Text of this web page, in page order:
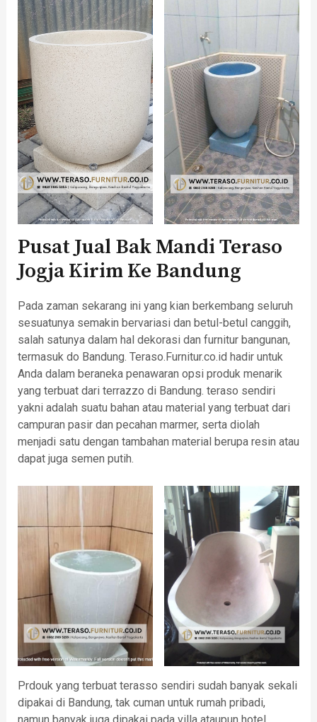
Pusat Jual Bak Mandi Teraso
Jogja Kirim Ke Bandung
Pada zaman sekarang ini yang kian berkembang seluruh
sesuatunya semakin bervariasi dan betul-betul canggih,
salah satunya dalam hal dekorasi dan furnitur bangunan,
termasuk do Bandung. Teraso.Furnitur.co.id hadir untuk
Anda dalam beraneka penawaran opsi produk menarik
yang terbuat dari terrazzo di Bandung. teraso sendiri
yakni adalah suatu bahan atau material yang terbuat dari
campuran pasir dan pecahan marmer, serta diolah
menjadi satu dengan tambahan material berupa resin atau
dapat juga semen putih.
Prdouk yang terbuat terasso sendiri sudah banyak sekali
dipakai di Bandung, tak cuman untuk rumah pribadi,
namun banyak juga dipakai pada villa ataupun hotel.